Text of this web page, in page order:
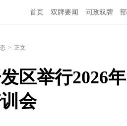
首页 双牌要闻 问政双牌
> 正文
区举行2026
会